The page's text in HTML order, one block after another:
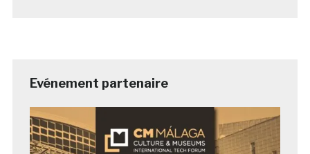
Evénement partenaire